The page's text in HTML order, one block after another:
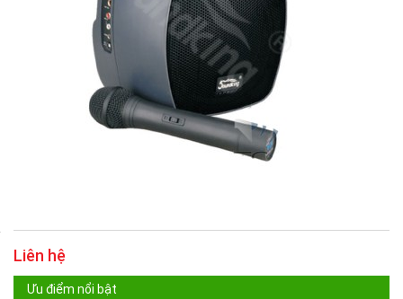
Liên hệ
Ưu điểm nổi bật